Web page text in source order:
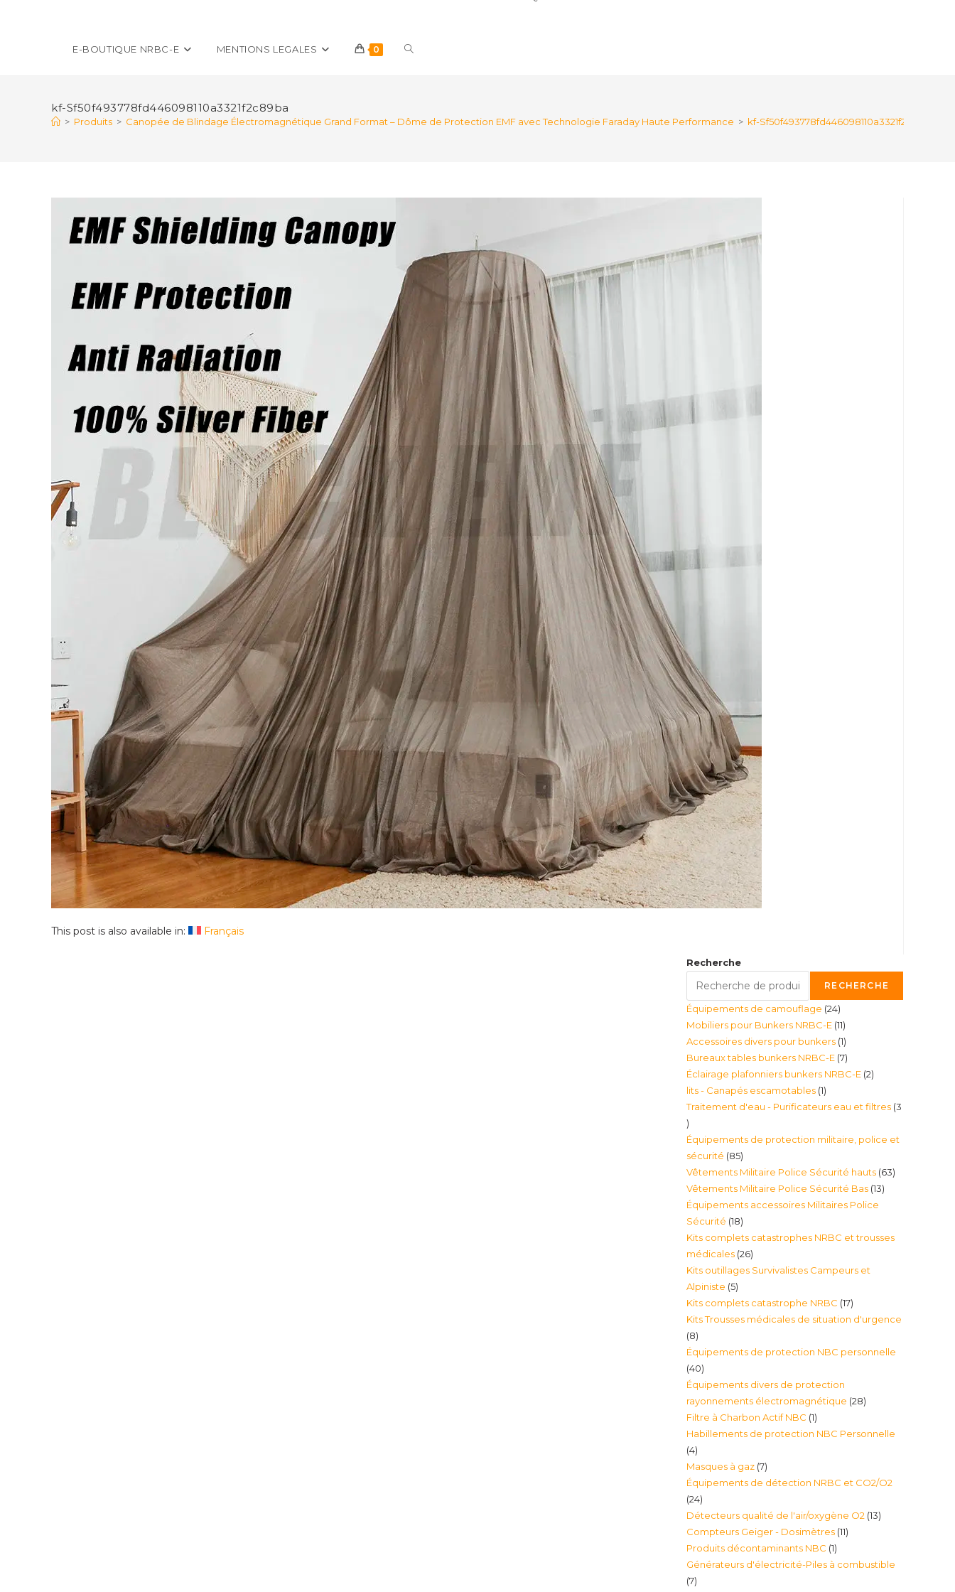
E-BOUTIQUE NRBC-E MENTIONS LEGALES 0 Toggle
kf-Sf50f493778fd446098110a3321f2c89ba
> Produits > Canopée de Blindage Électromagnétique Grand Format – Dôme de Protection EMF avec Technologie Faraday Haute Performance > kf-Sf50f493778fd446098110a3321f2c89ba
This post is also available in: Français
Recherche
RECHERCHE
Équipements de camouflage 2424
produits
Mobiliers pour Bunkers NRBC-E 1111
produits
Accessoires divers pour bunkers 11
produit
Bureaux tables bunkers NRBC-E 77
produits
Éclairage plafonniers bunkers NRBC-E 22
lits - Canapés escamotables 11
produit
Traitement d'eau - Purificateurs eau et filtres 3
3
produits
Équipements de protection militaire, police et
sécurité 8585
produits
Vêtements Militaire Police Sécurité hauts 6363
Vêtements Militaire Police Sécurité Bas 1313
Équipements accessoires Militaires Police
Sécurité 1818
produits
Kits complets catastrophes NRBC et trousses
médicales 2626
produits
Kits outillages Survivalistes Campeurs et
Alpiniste 55
produits
Kits complets catastrophe NRBC 1717
produits
Kits Trousses médicales de situation d'urgence
88
produits
Équipements de protection NBC personnelle
4040
produits
Équipements divers de protection
rayonnements électromagnétique 2828
Filtre à Charbon Actif NBC 11
produit
Habillements de protection NBC Personnelle
44
produits
Masques à gaz 77
produits
Équipements de détection NRBC et CO2/O2
2424
produits
Détecteurs qualité de l'air/oxygène O2 1313
Compteurs Geiger - Dosimètres 1111
Produits décontaminants NBC 11
produit
Générateurs d'électricité-Piles à combustible
77